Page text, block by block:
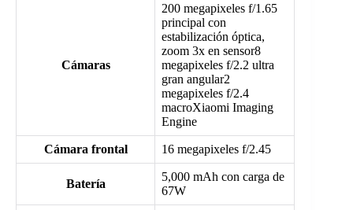
Cámaras
200 megapixeles f/1.65
principal con
estabilización óptica,
zoom 3x en sensor8
megapixeles f/2.2 ultra
gran angular2
megapixeles f/2.4
macroXiaomi Imaging
Engine
Cámara frontal 16 megapixeles f/2.45
Batería
5,000 mAh con carga de
67W